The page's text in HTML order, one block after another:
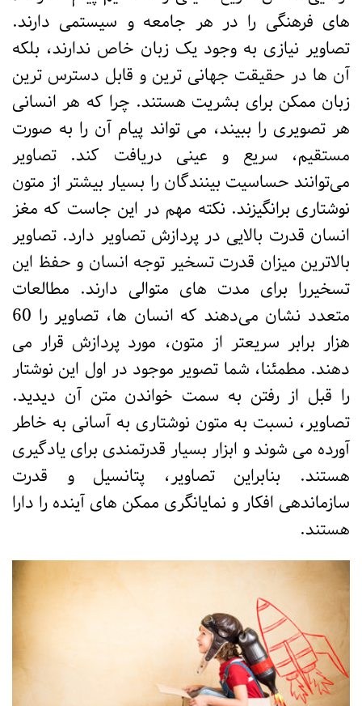
های فرهنگی را در هر جامعه و سیستمی دارند.
تصاویر نیازی به وجود یک زبان خاص ندارند، بلکه
آن ها در حقیقت جهانی ترین و قابل دسترس ترین
زبان ممکن برای بشریت هستند. چرا که هر انسانی
هر تصویری را ببیند، می تواند پیام آن را به صورت
مستقیم، سریع و عینی دریافت کند. تصاویر
می‌توانند حساسیت بینندگان را بسیار بیشتر از متون
نوشتاری برانگیزند. نکته مهم در این جاست که مغز
انسان قدرت بالایی در پردازش تصاویر دارد. تصاویر
بالاترین میزان قدرت تسخیر توجه انسان و حفظ این
تسخیررا برای مدت های متوالی دارند. مطالعات
متعدد نشان می‌دهند که انسان ها، تصاویر را 60
هزار برابر سریعتر از متون، مورد پردازش قرار می
دهند. مطمئنا، شما تصویر موجود در اول این نوشتار
را قبل از رفتن به سمت خواندن متن آن دیدید.
تصاویر، نسبت به متون نوشتاری به آسانی به خاطر
آورده می شوند و ابزار بسیار قدرتمندی برای یادگیری
هستند. بنابراین تصاویر، پتانسیل و قدرت
سازماندهی افکار و نمایانگری ممکن های آینده را دارا
هستند.